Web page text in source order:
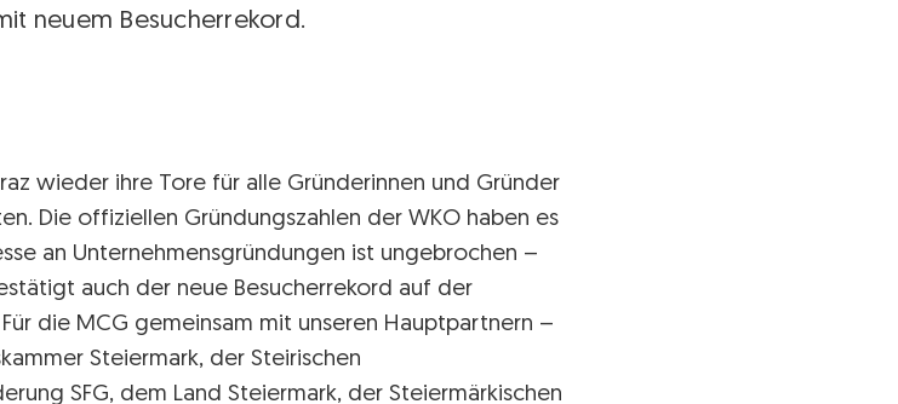
neuem Besucherrekord.
wieder ihre Tore für alle Gründerinnen und Gründer
Die offiziellen Gründungszahlen der WKO haben es
an Unternehmensgründungen ist ungebrochen –
auch der neue Besucherrekord auf der
die MCG gemeinsam mit unseren Hauptpartnern –
Steiermark, der Steirischen
SFG, dem Land Steiermark, der Steiermärkischen